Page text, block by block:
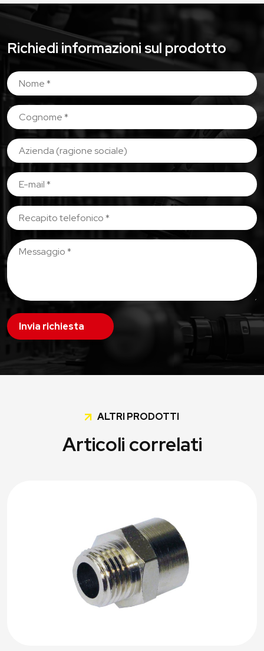
Richiedi informazioni sul prodotto
Invia richiesta
ALTRI PRODOTTI
Articoli correlati